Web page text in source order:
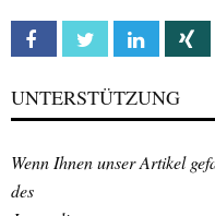
Facebook Twitter Linkedin
UNTERSTÜTZUNG
Wenn Ihnen unser Artikel
des